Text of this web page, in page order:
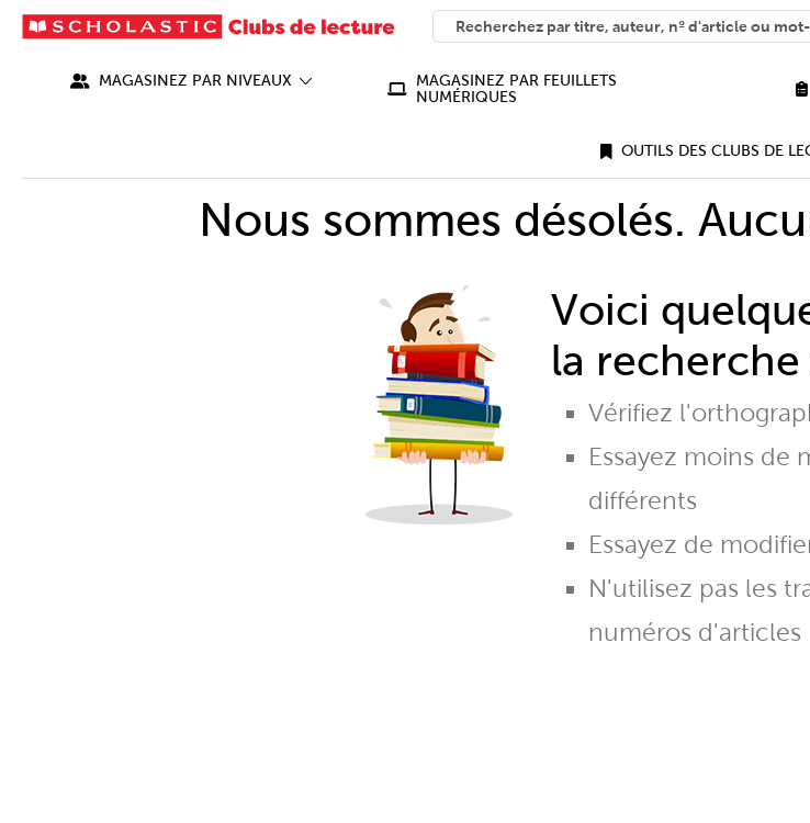
SEARCH
What can we help you find?
MAGASINEZ PAR NIVEAUX
MAGASINEZ PAR FEUILLETS
NUMÉRIQUES
OUTILS DES CLUBS DE
Nous sommes désolés.
Voici
la recherche
Vérifiez
Essayez moins de
différents
Essayez de
N'utilisez pas les
numéros d'articles